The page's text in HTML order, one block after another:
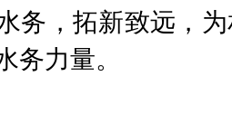
务，拓新致远，
务力量。